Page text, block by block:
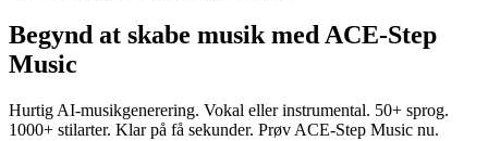
Begynd at skabe musik med ACE-Step
Music
Hurtig AI-musikgenerering. Vokal eller instrumental. 50+ sprog.
1000+ stilarter. Klar på få sekunder. Prøv ACE-Step Music nu.